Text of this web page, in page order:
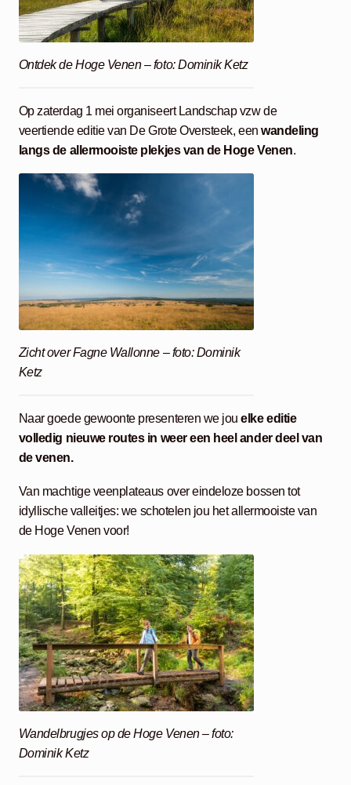
Ontdek de Hoge Venen – foto: Dominik Ketz
Op zaterdag 1 mei organiseert Landschap vzw​ de
veertiende editie van De Grote Oversteek, eenwandeling
langs de allermooiste plekjes van de Hoge Venen.
Zicht over Fagne Wallonne – foto: Dominik
Ketz
Naar goede gewoonte presenteren we jouelke editie
volledig nieuwe routes in weer een heel ander deel van
de venen.
Van machtige veenplateaus over eindeloze bossen tot
idyllische valleitjes: we schotelen jou het allermooiste van
de Hoge Venen voor!
Wandelbrugjes op de Hoge Venen – foto:
Dominik Ketz